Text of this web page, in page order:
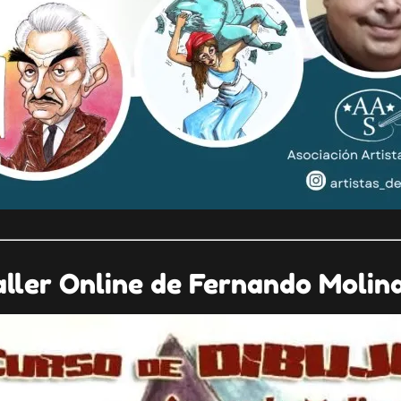
Online de Fernando